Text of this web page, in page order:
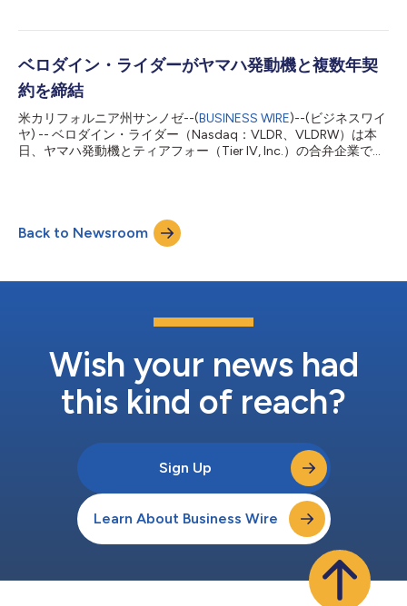
表しました。この契約は、パック（Puck）およびウルトラパック
Visimindとベロダイン・ライダーとの長年の提携をさらに強化す
るものです。出荷は既に開始されています。 Visimindは欧州の
主なエネルギー供給事業者に送電線の空撮マッピングや可搬ソリ
ューションを提供する有力な専門企業です。Visimindが提供する
一連の製品は、送電線に関する妨害要素の適切な抑制、適切な植
生管理、完全なマッピングを実現しています。Visimindのソリュ
ーションは、OxTSの高精度慣性計測ユニット（IMU）とベロダ
ベロダイン・ライダーがヤマハ発動機と複数年契
約を締結
米カリフォルニア州サンノゼ--(BUSINESS WIRE)--(ビジネスワイ
ヤ) -- ベロダイン・ライダー（Nasdaq：VLDR、VLDRW）は本
日、ヤマハ発動機とティアフォー（Tier IV, Inc.）の合弁企業であ
と安全性を高める物流支援を行っています。ベロダインは、
2022年10月のeve autoのサービス開始をサポートするため、既
にヤマハ発動機へのセンサーの出荷を開始しています。 ヤマハ
て、測位・ナビゲーション機能を提供するために、ベロダインの
のライダーセンサーにより、小型電気自動車は工場施設を自律的
に走行できます。 eve autoは、顧客側での組み立てが不要の素早
自律的に物品を搬送でき...
Back to Newsroom
Wish your news had
this kind of reach?
Sign Up
Learn About Business Wire